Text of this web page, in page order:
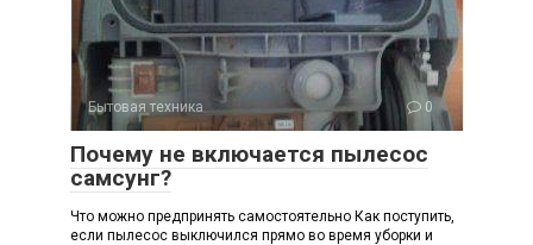
Бытовая техника 0
Почему не включается пылесос
самсунг?
Что можно предпринять самостоятельно Как поступить,
если пылесос выключился прямо во время уборки и